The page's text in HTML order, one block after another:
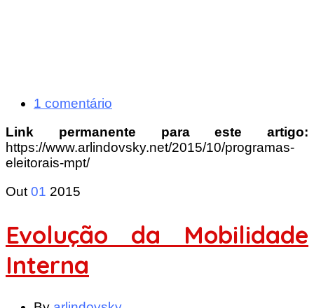
1 comentário
Link permanente para este artigo:
https://www.arlindovsky.net/2015/10/programas-
eleitorais-mpt/
Out 01 2015
Evolução da Mobilidade
Interna